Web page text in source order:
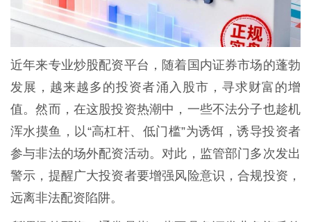
近年来专业炒股配资平台，随着国内证券市场的蓬勃
发展，越来越多的投资者涌入股市，寻求财富的增
值。然而，在这股投资热潮中，一些不法分子也趁机
浑水摸鱼，以“高杠杆、低门槛”为诱饵，诱导投资者
参与非法的场外配资活动。对此，监管部门多次发出
警示，提醒广大投资者要增强风险意识，合规投资，
远离非法配资陷阱。